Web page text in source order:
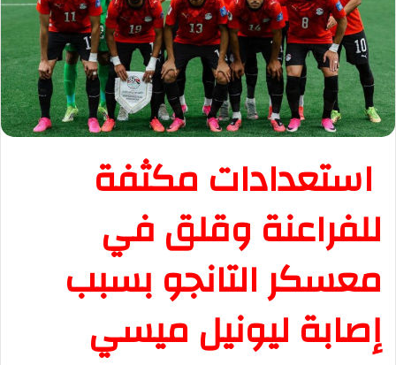
استعدادات مكثفة
للفراعنة وقلق في
معسكر التانجو بسبب
إصابة ليونيل ميسي